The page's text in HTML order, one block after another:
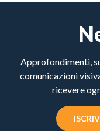
Approfondimenti,
comunicazioni
ricevere